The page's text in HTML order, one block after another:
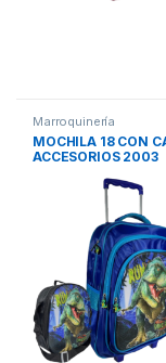
Marroquinería
MOCHILA 18 CON
ACCESORIOS 2003